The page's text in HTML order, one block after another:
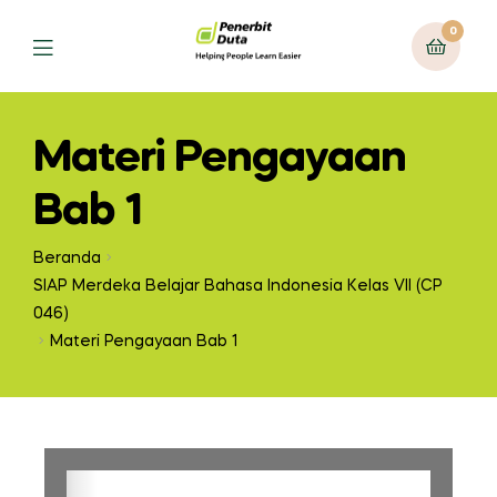
0
Materi Pengayaan
Bab 1
Beranda
SIAP Merdeka Belajar Bahasa Indonesia Kelas VII (CP
046)
Materi Pengayaan Bab 1